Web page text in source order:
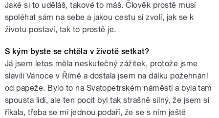
Jaké si to uděláš, takové to máš. Člověk prostě musí
spoléhat sám na sebe a jakou cestu si zvolí, jak se k
životu postaví, tak to prostě je.
S kým byste se chtěla v životě setkat?
Já jsem letos měla neskutečný zážitek, protože jsme
slavili Vánoce v Římě a dostala jsem na dálku požehnání
od papeže. Bylo to na Svatopetrském náměstí a byla tam
spousta lidí, ale ten pocit byl tak strašně silný, že jsem si
říkala, třeba se mi jednou podaří, že se s ním ještě